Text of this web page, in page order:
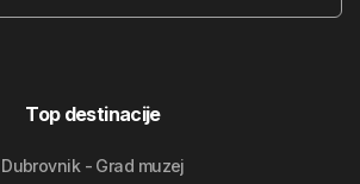
Top destinacije
Dubrovnik - Grad muzej